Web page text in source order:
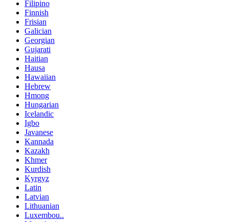
Filipino
Finnish
Frisian
Galician
Georgian
Gujarati
Haitian
Hausa
Hawaiian
Hebrew
Hmong
Hungarian
Icelandic
Igbo
Javanese
Kannada
Kazakh
Khmer
Kurdish
Kyrgyz
Latin
Latvian
Lithuanian
Luxembou..